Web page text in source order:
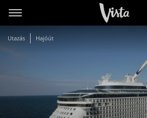
Utazás Hajóút